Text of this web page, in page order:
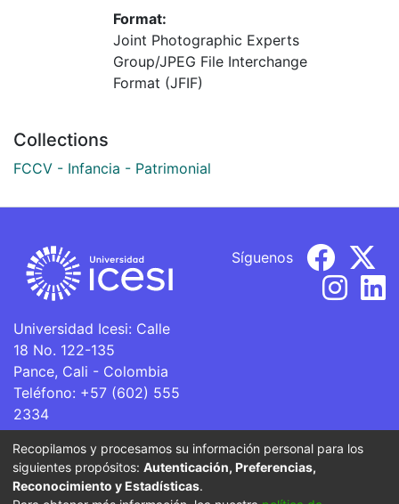
Format:
Joint Photographic Experts
Group/JPEG File Interchange
Format (JFIF)
Collections
FCCV - Infancia - Patrimonial
Universidad Icesi: Calle
18 No. 122-135
Pance, Cali - Colombia
Teléfono: +57 (602) 555
2334
ventanillaunica@icesi.edu.co
Síguenos
La Universidad Icesi es una Institución de Educación
Superior que se encuentra sujeta a inspección y vigilancia
Recopilamos y procesamos su información personal para los
siguientes propósitos: Autenticación, Preferencias,
Reconocimiento y Estadísticas.